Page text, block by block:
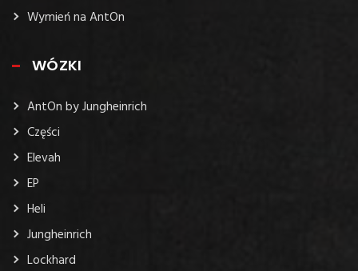
Wymień na AntOn
WÓZKI
AntOn by Jungheinrich
Części
Elevah
EP
Heli
Jungheinrich
Lockhard